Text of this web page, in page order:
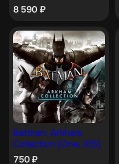
8 590 ₽
Batman: Arkham
Collection [One, X|S]
750₽